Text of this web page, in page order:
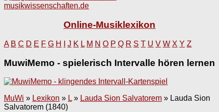
musikwissenschaften.de
Online-Musiklexikon
A B C D E F G H J K L M N O P Q R S T U V W X Y Z
MuwiMemo - spielerisch Intervalle hören lernen
MuWi » Lexikon » L » Lauda Sion Salvatorem » Lauda Sion
Salvatorem (1840)